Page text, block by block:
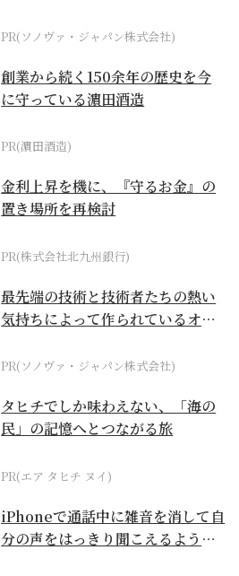
PR(ソノヴァ・ジャパン株式会社)
創業から続く150余年の歴史を今
に守っている濵田酒造
PR(濵田酒造)
金利上昇を機に、『守るお金』の
置き場所を再検討
PR(株式会社北九州銀行)
最先端の技術と技術者たちの熱い
気持ちによって作られているオー
PR(ソノヴァ・ジャパン株式会社)
タヒチでしか味わえない、「海の
民」の記憶へとつながる旅
PR(エア タヒチ ヌイ)
iPhoneで通話中に雑音を消して自
分の声をはっきり聞こえるように